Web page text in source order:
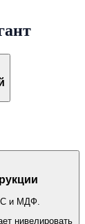
и МДФ.
нивелировать